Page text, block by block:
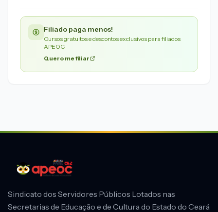
Filiado paga menos!
Cursos gratuitos e descontos exclusivos para filiados
APEOC.
Quero me filiar
Sindicato dos Servidores Públicos Lotados nas
Secretarias de Educação e de Cultura do Estado do Ceará